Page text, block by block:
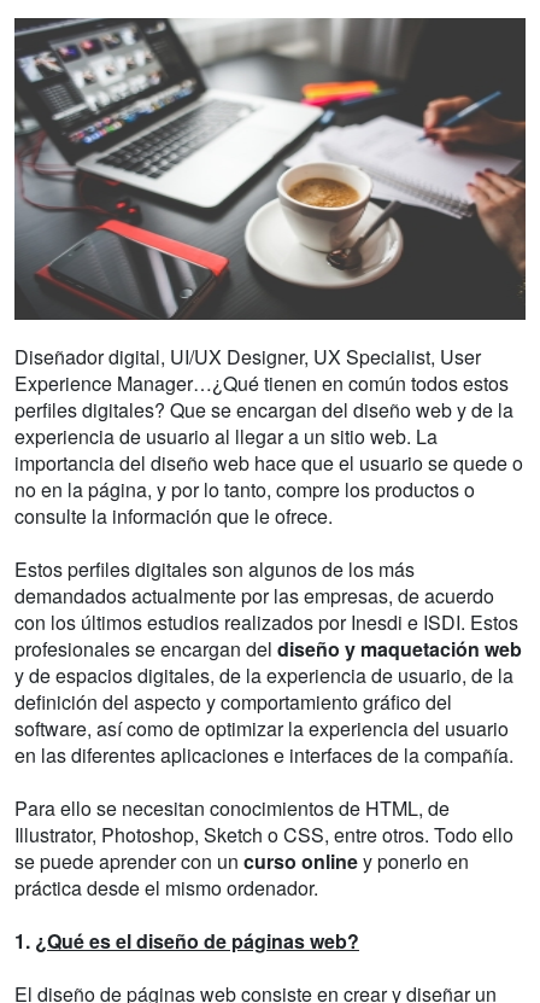
Diseñador digital, UI/UX Designer, UX Specialist, User
Experience Manager…¿Qué tienen en común todos estos
perfiles digitales? Que se encargan del diseño web y de la
experiencia de usuario al llegar a un sitio web. La
importancia del diseño web hace que el usuario se quede o
no en la página, y por lo tanto, compre los productos o
consulte la información que le ofrece.
Estos perfiles digitales son algunos de los más
demandados actualmente por las empresas, de acuerdo
con los últimos estudios realizados por Inesdi e ISDI. Estos
profesionales se encargan del diseño y maquetación web
y de espacios digitales, de la experiencia de usuario, de la
definición del aspecto y comportamiento gráfico del
software, así como de optimizar la experiencia del usuario
en las diferentes aplicaciones e interfaces de la compañía.
Para ello se necesitan conocimientos de HTML, de
Illustrator, Photoshop, Sketch o CSS, entre otros. Todo ello
se puede aprender con un curso onliney ponerlo en
práctica desde el mismo ordenador.
1. ¿Qué es el diseño de páginas web?
El diseño de páginas web consiste en crear y diseñar un